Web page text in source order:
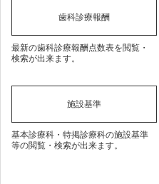
歯科診療報酬
最新の歯科診療報酬点数表を閲覧・
検索が出来ます。
施設基準
基本診療科・特掲診療科の施設基準
等の閲覧・検索が出来ます。